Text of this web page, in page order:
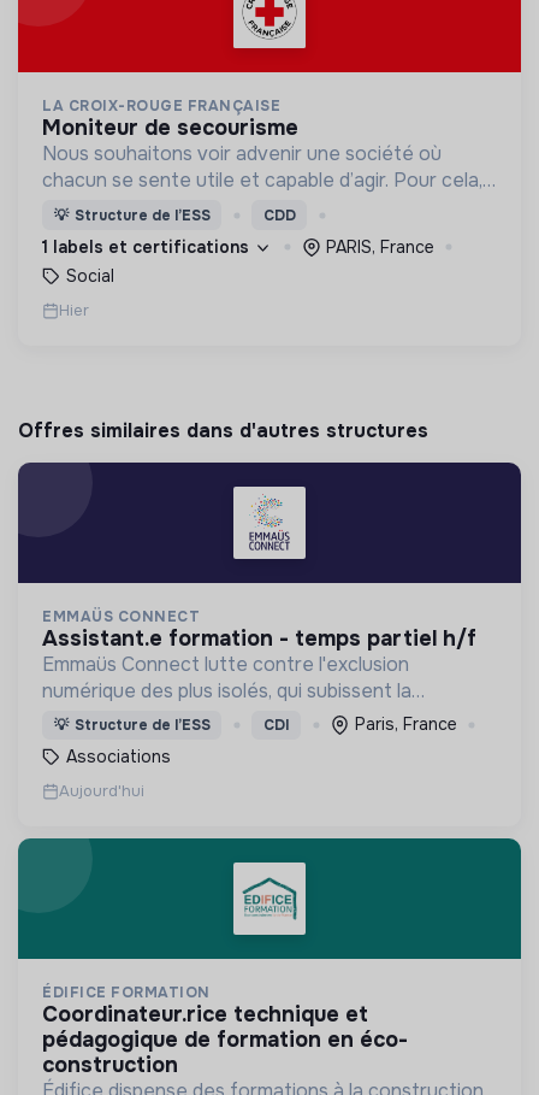
LA CROIX-ROUGE FRANÇAISE
moniteur de secourisme
Nous souhaitons voir advenir une société où
chacun se sente utile et capable d’agir. Pour cela,
nous proposons des moyens et des lieux
d’engagement innovants et adaptés à tous.
💡 Structure de l’ESS CDD
1 labels et certifications
PARIS, France
Social
Hier
Offres similaires dans d'autres structures
EMMAÜS CONNECT
assistant.e formation - temps partiel h/f
Emmaüs Connect lutte contre l'exclusion
numérique des plus isolés, qui subissent la
dématérialisation de la plupart des services du
quotidien.
💡 Structure de l’ESS CDI
Paris, France
Associations
Aujourd'hui
ÉDIFICE FORMATION
coordinateur.rice technique et
pédagogique de formation en éco-
construction